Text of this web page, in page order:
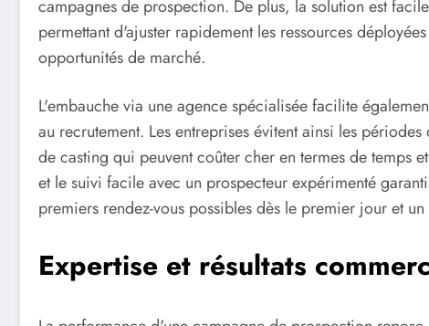
campagnes de prospection. De plus, la solution est
permettant d'ajuster rapidement les ressources
opportunités de marché.
L'embauche via une agence spécialisée facilite
au recrutement. Les entreprises évitent ainsi les
de casting qui peuvent coûter cher en termes de
et le suivi facile avec un prospecteur expérimenté
premiers rendez-vous possibles dès le premier jour et
Expertise et résultats